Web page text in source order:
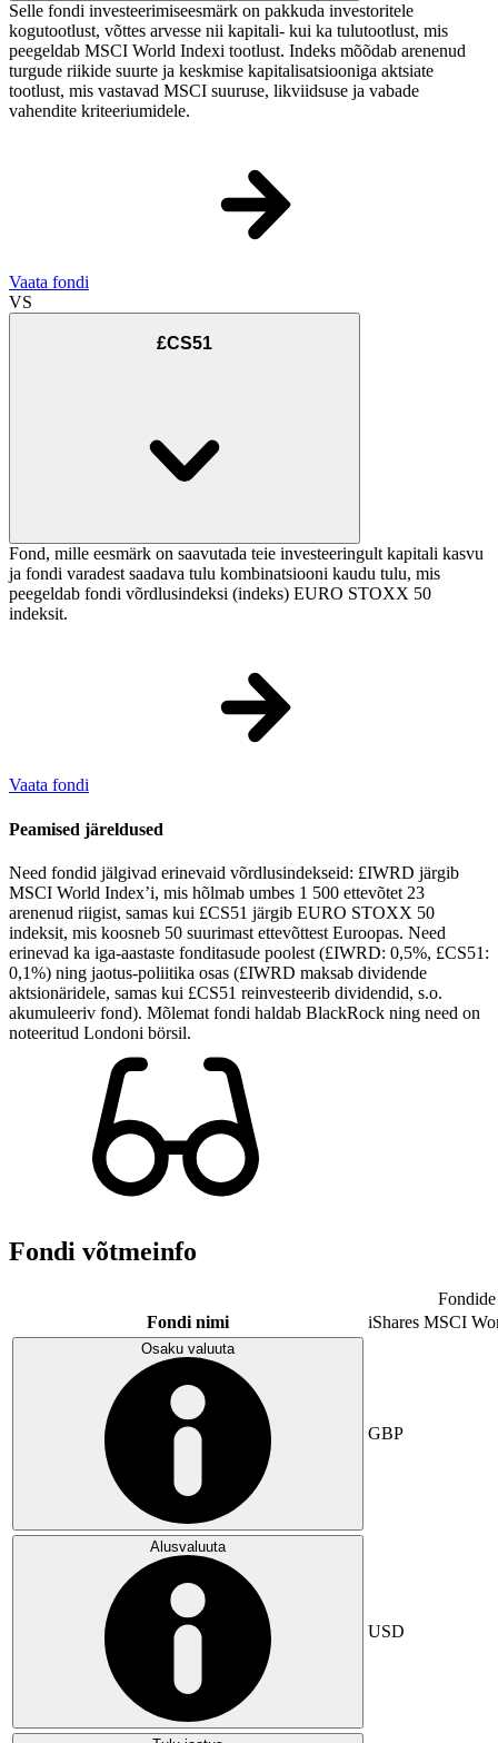
Selle fondi investeerimiseesmärk on pakkuda investoritele
kogutootlust, võttes arvesse nii kapitali- kui ka tulutootlust, mis
peegeldab MSCI World Indexi tootlust. Indeks mõõdab arenenud
turgude riikide suurte ja keskmise kapitalisatsiooniga aktsiate
tootlust, mis vastavad MSCI suuruse, likviidsuse ja vabade
vahendite kriteeriumidele.
Vaata fondi
VS
£CS51
Fond, mille eesmärk on saavutada teie investeeringult kapitali kasvu
ja fondi varadest saadava tulu kombinatsiooni kaudu tulu, mis
peegeldab fondi võrdlusindeksi (indeks) EURO STOXX 50
indeksit.
Vaata fondi
Peamised järeldused
Need fondid jälgivad erinevaid võrdlusindekseid: £IWRD järgib
MSCI World Index’i, mis hõlmab umbes 1 500 ettevõtet 23
arenenud riigist, samas kui £CS51 järgib EURO STOXX 50
indeksit, mis koosneb 50 suurimast ettevõttest Euroopas. Need
erinevad ka iga-aastaste fonditasude poolest (£IWRD: 0,5%, £CS51:
0,1%) ning jaotus-poliitika osas (£IWRD maksab dividende
aktsionäridele, samas kui £CS51 reinvesteerib dividendid, s.o.
akumuleeriv fond). Mõlemat fondi haldab BlackRock ning need on
noteeritud Londoni börsil.
Fondi võtmeinfo
Fondi nimi
iShares MSCI
Osaku valuuta
GBP
Alusvaluuta
USD